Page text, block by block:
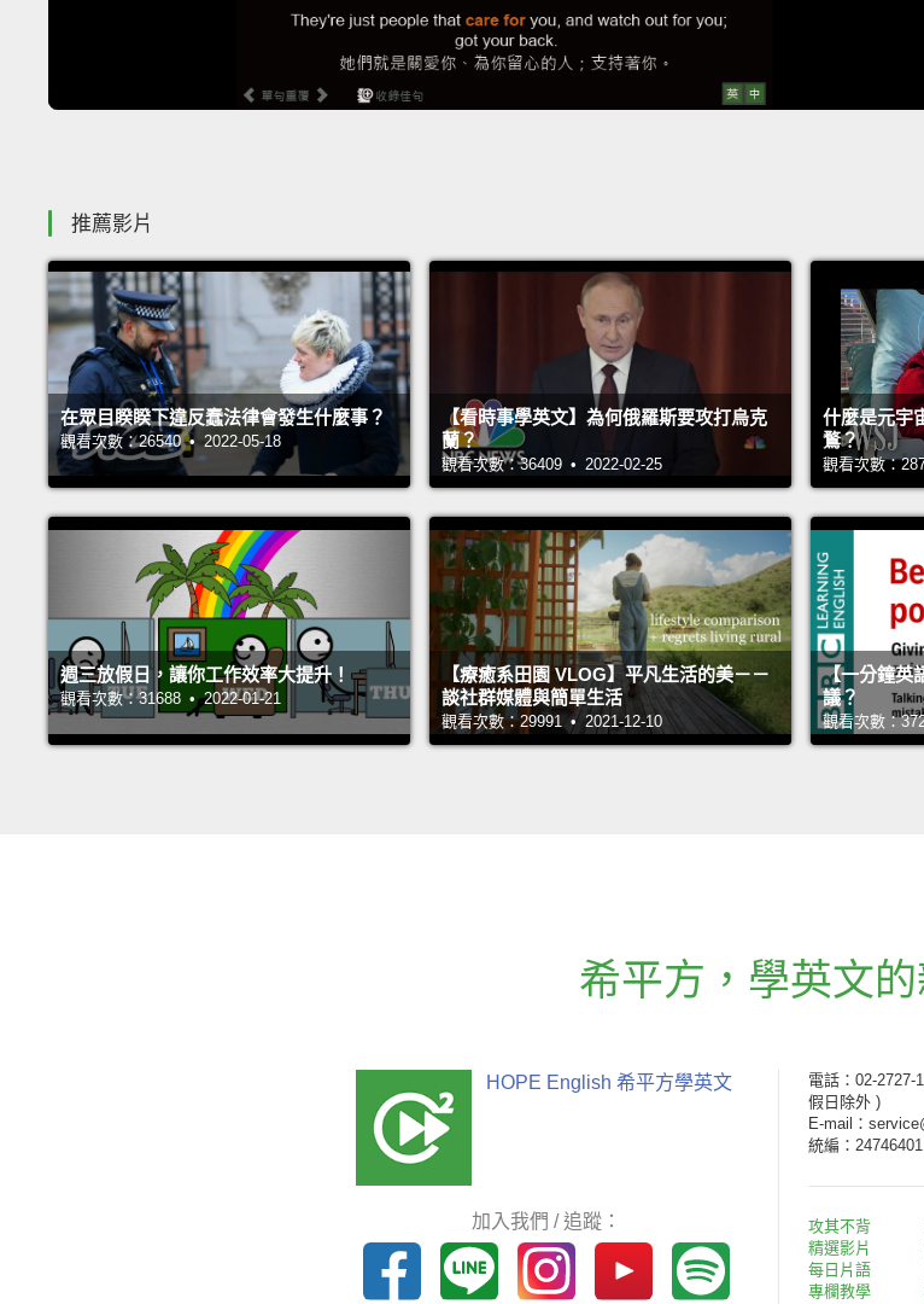
推薦影片
在眾目睽睽下違反蠢法律會發生什麼事？
觀看次數：26540 • 2022-05-18
【看時事學英文】為何俄羅斯要攻打烏克
蘭？
觀看次數：36409 • 2022-02-25
什麼是元宇
鶩？
觀看次數：
週三放假日，讓你工作效率大提升！
觀看次數：31688 • 2022-01-21
【療癒系田園 VLOG】平凡生活的美－－
談社群媒體與簡單生活
觀看次數：29991 • 2021-12-10
【一分鐘英
議？
觀看次數：
希平方 ， 學英文
HOPE English 希平方學英文
加入我們 / 追蹤：
電話：02-2727-
假日除外 )
E-mail：
統編：24746401
攻其不背
精選影片
每日片語
專欄教學